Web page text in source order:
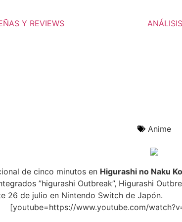
Y REVIEWS ANÁLISIS
Anime
de cinco minutos en Higurashi no Naku
”higurashi Outbreak”, Higurashi
26 de julio en Nintendo Switch de Japón.
[youtube=https://www.youtube.com/